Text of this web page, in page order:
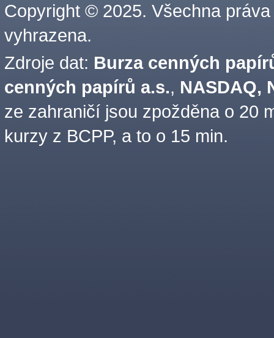
Copyright © 2025. Všechna práva
vyhrazena.
Zdroje dat: Burza cenných
cenných papírů a.s., NASDAQ,
ze zahraničí jsou zpožděna o 20
kurzy z BCPP, a to o 15 min.